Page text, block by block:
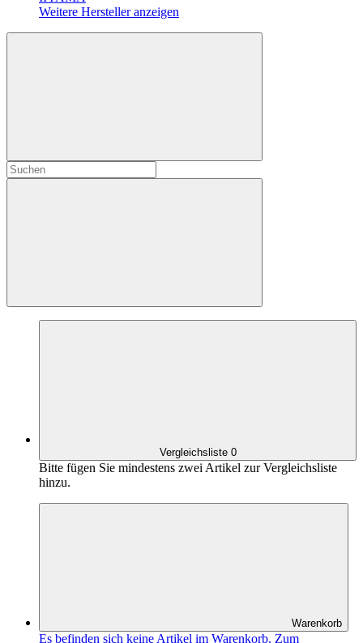
Weitere Hersteller anzeigen
Vergleichsliste 0
Bitte fügen Sie mindestens zwei Artikel zur Vergleichsliste
hinzu.
Warenkorb
Es befinden sich keine Artikel im Warenkorb. Zum